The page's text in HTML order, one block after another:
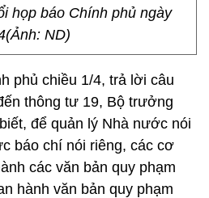
họp báo Chính phủ ngày
ND)
phủ chiều 1/4, trả lời câu
thông tư 19, Bộ trưởng
để quản lý Nhà nước nói
báo chí nói riêng, các cơ
các văn bản quy phạm
hành văn bản quy phạm